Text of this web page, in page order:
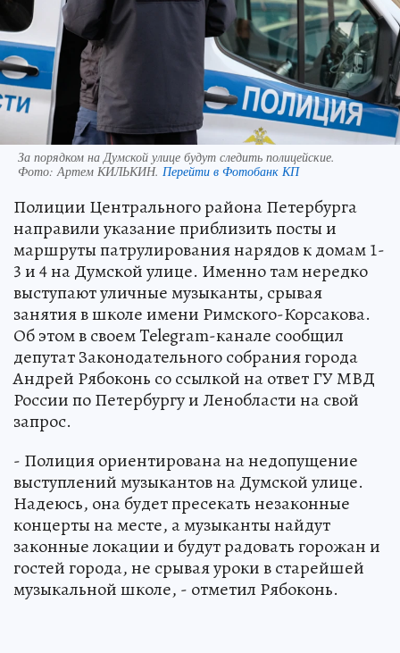
За порядком на Думской улице будут следить полицейские.
Фото: Артем КИЛЬКИН. Перейти в Фотобанк КП
Полиции Центрального района Петербурга
направили указание приблизить посты и
маршруты патрулирования нарядов к домам 1-
3 и 4 на Думской улице. Именно там нередко
выступают уличные музыканты, срывая
занятия в школе имени Римского-Корсакова.
Об этом в своем Telegram-канале сообщил
депутат Законодательного собрания города
Андрей Рябоконь со ссылкой на ответ ГУ МВД
России по Петербургу и Ленобласти на свой
запрос.
- Полиция ориентирована на недопущение
выступлений музыкантов на Думской улице.
Надеюсь, она будет пресекать незаконные
концерты на месте, а музыканты найдут
законные локации и будут радовать горожан и
гостей города, не срывая уроки в старейшей
музыкальной школе, - отметил Рябоконь.